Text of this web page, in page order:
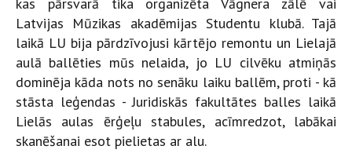
Latvijas Mūzikas akadēmijas Studentu klubā. Tajā
laikā LU bija pārdzīvojusi kārtējo remontu un Lielajā
aulā ballēties mūs nelaida, jo LU cilvēku atmiņās
dominēja kāda nots no senāku laiku ballēm, proti - kā
stāsta leģendas - Juridiskās fakultātes balles laikā
Lielās aulas ērģeļu stabules, acīmredzot, labākai
skanēšanai esot pielietas ar alu.